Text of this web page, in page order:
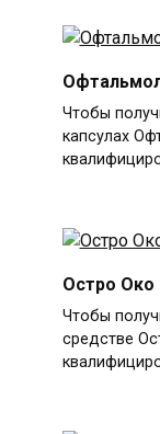
Чтобы
капсулах
Остро Око
Чтобы
средстве